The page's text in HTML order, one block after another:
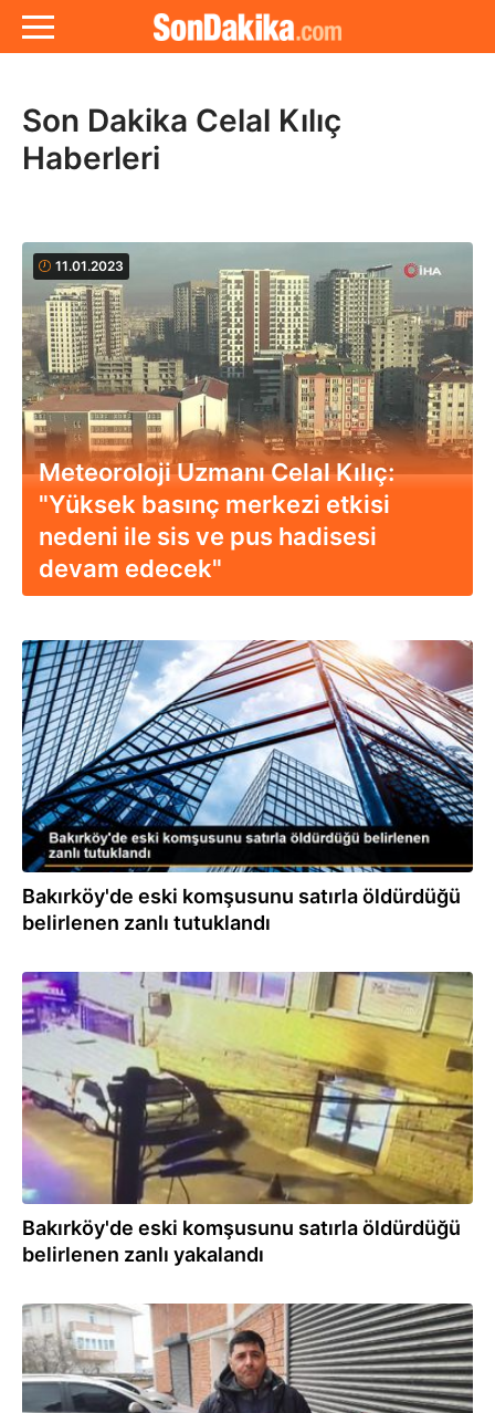
Son Dakika Celal Kılıç
Haberleri
11.01.2023
Meteoroloji Uzmanı Celal Kılıç:
"Yüksek basınç merkezi etkisi
nedeni ile sis ve pus hadisesi
devam edecek"
26.09.2022
Bakırköy'de eski komşusunu satırla öldürdüğü
belirlenen zanlı tutuklandı
24.09.2022
Bakırköy'de eski komşusunu satırla öldürdüğü
belirlenen zanlı yakalandı
18.03.2022